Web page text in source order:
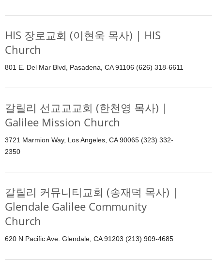
HIS 장로교회 (이현욱 목사) | HIS
Church
801 E. Del Mar Blvd, Pasadena, CA 91106 (626) 318-6611
갈릴리 선교교교회 (한천영 목사) |
Galilee Mission Church
3721 Marmion Way, Los Angeles, CA 90065 (323) 332-
2350
갈릴리 커뮤니티교회 (송재덕 목사) |
Glendale Galilee Community
Church
620 N Pacific Ave. Glendale, CA 91203 (213) 909-4685